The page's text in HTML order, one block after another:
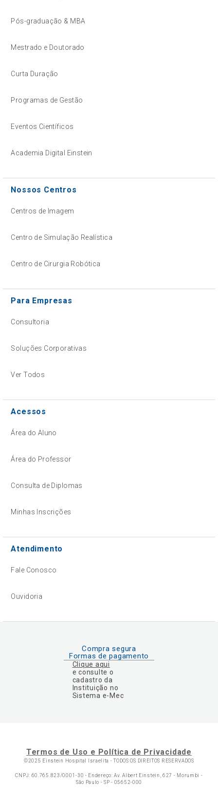
Pós-graduação & MBA
Mestrado e Doutorado
Curta Duração
Programas de Gestão
Eventos Científicos
Academia Digital Einstein
Nossos Centros
Centros de Imagem
Centro de Simulação Realística
Centro de Cirurgia Robótica
Para Empresas
Consultoria
Soluções Corporativas
Ver Todos
Acessos
Área do Aluno
Área do Professor
Consulta de Diplomas
Minhas Inscrições
Atendimento
Fale Conosco
Ouvidoria
Compra segura
Formas de pagamento
Clique aqui
e consulte o
cadastro da
Instituição no
Sistema e-Mec
Termos de Uso e Política de Privacidade
©2025 Einstein Hospital Israelita -TODOS OS DIREITOS RESERVADOS
CNPJ: 60.765.823/0001-30 - Endereço: Av. Albert Einstein, 627 - Morumbi -
São Paulo - SP - 05652-000